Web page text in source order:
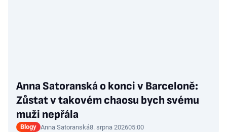
Anna Satoranská o konci v Barceloně:
Zůstat v takovém chaosu bych svému
muži nepřála
Blogy Anna Satoranská8. srpna 202605:00